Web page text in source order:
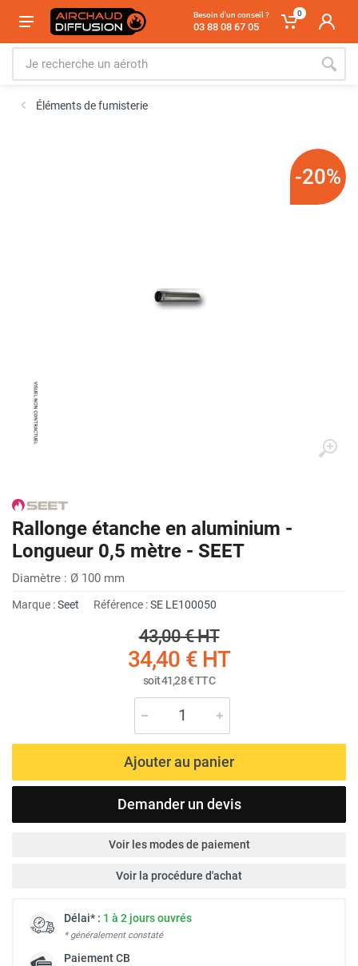
Besoin d'un conseil ?
03 88 08 67 05
0
Éléments de fumisterie
-20%
Rallonge étanche en aluminium -
Longueur 0,5 mètre - SEET
Diamètre : Ø 100 mm
Marque :Seet Référence :SE LE100050
43,00 €HT
34,40 €HT
soit41,28 €TTC
Ajouter au panier
Demander un devis
Voir les modes de paiement
Voir la procédure d'achat
Délai* : 1 à 2 jours ouvrés
* généralement constaté
PaiementCB